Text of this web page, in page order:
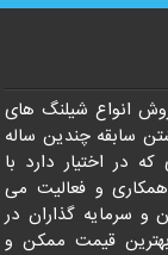
انواع شیلنگ های
سابقه چندین ساله
در اختیار دارد با
و فعالیت می
و سرمایه گذاران در
قیمت ممکن و